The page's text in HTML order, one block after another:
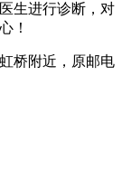
生进行诊断，对
！
桥附近，原邮电